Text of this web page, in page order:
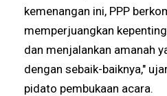
kemenangan ini, PPP
memperjuangkan
dan menjalankan amanah
dengan sebaik-baiknya,"
pidato pembukaan acara.